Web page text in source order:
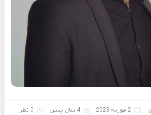
2 فوریه 2023 4 سال پیش 0 نظر